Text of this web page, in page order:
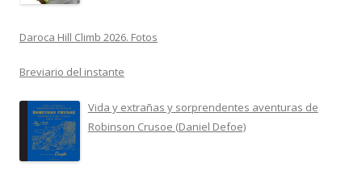
Daroca Hill Climb 2026. Fotos
Breviario del instante
Vida y extrañas y sorprendentes aventuras de
Robinson Crusoe (Daniel Defoe)